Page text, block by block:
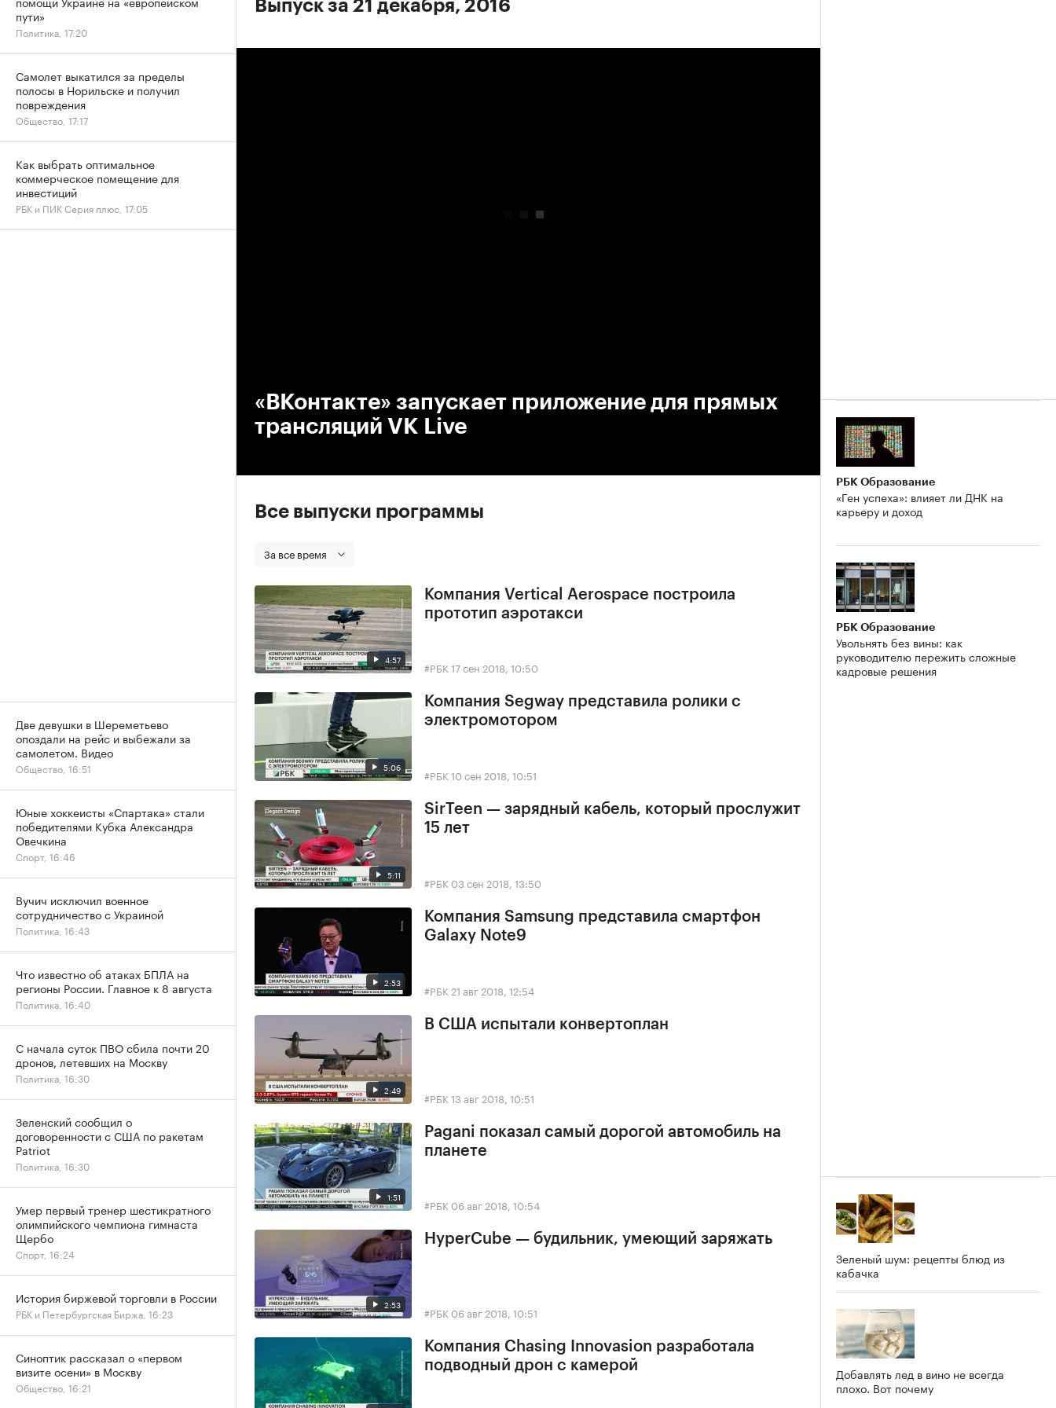
Выпуск за 21 декабря, 2016
«ВКонтакте» запускает приложение для прямых
трансляций VK Live
Все выпуски программы
За все время
4:57
Компания Vertical Aerospace построила
прототип аэротакси
#РБК17 сен 2018, 10:50
5:06
Компания Segway представила ролики с
электромотором
#РБК10 сен 2018, 10:51
5:11
SirTeen — зарядный кабель, который прослужит
15 лет
#РБК 03 сен 2018, 13:50
2:53
Компания Samsung представила смартфон
Galaxy Note9
#РБК 21 авг 2018, 12:54
2:49
В США испытали конвертоплан
#РБК13 авг 2018, 10:51
1:51
Pagani показал самый дорогой автомобиль на
планете
#РБК 06 авг 2018, 10:54
2:53
HyperCube — будильник, умеющий заряжать
#РБК 06 авг 2018, 10:51
Компания Chasing Innovasion разработала
подводный дрон с камерой
РБК Образование
«Ген успеха»: влияет ли ДНК на
карьеру и доход
РБК Образование
Увольнять без вины: как
руководителю пережить сложные
кадровые решения
Зеленый шум: рецепты блюд из
кабачка
Добавлять лед в вино не всегда
плохо. Вот почему
пути»
Политика, 17:20
Самолет выкатился за пределы
полосы в Норильске и получил
повреждения
Общество, 17:17
Как выбрать оптимальное
коммерческое помещение для
инвестиций
РБК и ПИК Серия плюс, 17:05
Две девушки в Шереметьево
опоздали на рейс и выбежали за
самолетом. Видео
Общество, 16:51
Юные хоккеисты «Спартака» стали
победителями Кубка Александра
Овечкина
Спорт, 16:46
Вучич исключил военное
сотрудничество с Украиной
Политика, 16:43
Что известно об атаках БПЛА на
регионы России. Главное к 8 августа
Политика, 16:40
С начала суток ПВО сбила почти 20
дронов, летевших на Москву
Политика, 16:30
Зеленский сообщил о
договоренности с США по ракетам
Patriot
Политика, 16:30
Умер первый тренер шестикратного
олимпийского чемпиона гимнаста
Щербо
Спорт, 16:24
История биржевой торговли в России
РБК и Петербургская Биржа, 16:23
Синоптик рассказал о «первом
визите осени» в Москву
Общество, 16:21